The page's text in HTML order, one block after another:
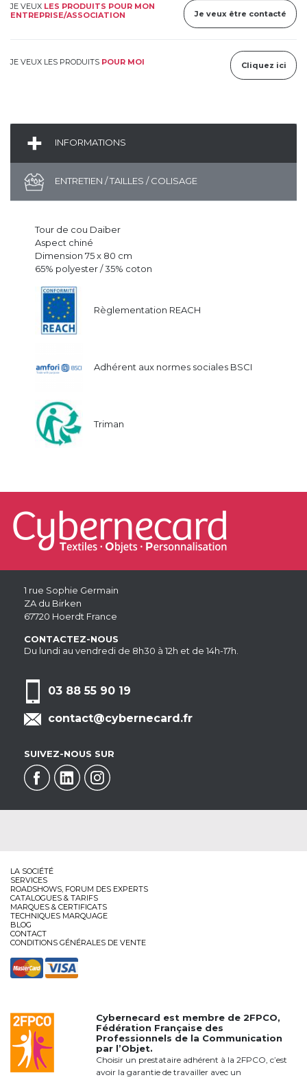
JE VEUX LES PRODUITS POUR MON
ENTREPRISE/ASSOCIATION
Je veux être contacté
JE VEUX LES PRODUITS POUR MOI Cliquez ici
INFORMATIONS
ENTRETIEN / TAILLES / COLISAGE
Tour de cou Daiber
Aspect chiné
Dimension 75 x 80 cm
65% polyester / 35% coton
Règlementation REACH
Adhérent aux normes sociales BSCI
Triman
1 rue Sophie Germain
ZA du Birken
67720 Hoerdt France
CONTACTEZ-NOUS
Du lundi au vendredi de 8h30 à 12h et de 14h-17h.
03 88 55 90 19
contact@cybernecard.fr
SUIVEZ-NOUS SUR
LA SOCIÉTÉ
SERVICES
ROADSHOWS, FORUM DES EXPERTS
CATALOGUES & TARIFS
MARQUES & CERTIFICATS
TECHNIQUES MARQUAGE
BLOG
CONTACT
CONDITIONS GÉNÉRALES DE VENTE
Cybernecard est membre de2FPCO,
Fédération Française des
Professionnels de la Communication
par l’Objet.
Choisir un prestataire adhérent à la 2FPCO, c’est
avoir la garantie de travailler avec un